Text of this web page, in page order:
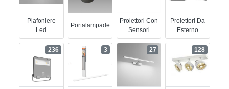
Plafoniere
Led
Portalampade
Proiettori Con
Sensori
Proiettori Da
Esterno
236 3 27 128